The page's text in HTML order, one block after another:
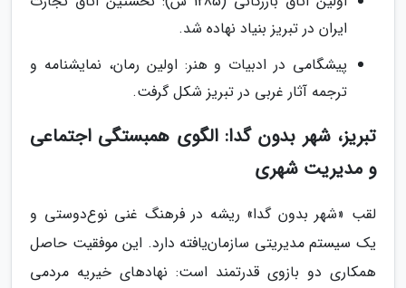
ایران در تبریز بنیاد نهاده شد.
پیشگامی در ادبیات و هنر: اولین رمان، نمایشنامه و
ترجمه آثار غربی در تبریز شکل گرفت.
تبریز، شهر بدون گدا: الگوی همبستگی اجتماعی
و مدیریت شهری
لقب «شهر بدون گدا» ریشه در فرهنگ غنی نوع‌دوستی و
یک سیستم مدیریتی سازمان‌یافته دارد. این موفقیت حاصل
همکاری دو بازوی قدرتمند است: نهادهای خیریه مردمی